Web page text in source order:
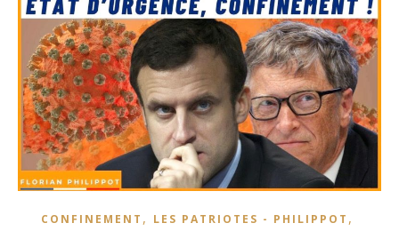
CONFINEMENT , LES PATRIOTES - PHILIPPOT ,